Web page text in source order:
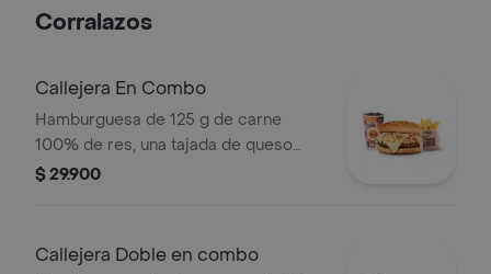
Corralazos
Callejera En Combo
Hamburguesa de 125 g de carne
100% de res, una tajada de queso
tipo mozzarella, papas callejera, salsa
+ bebida PET
$ 29.900
Callejera Doble en combo